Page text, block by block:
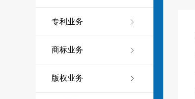
专利业务
商标业务
版权业务